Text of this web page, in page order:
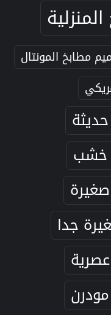
مطابخ المونتال
خشب
جدا